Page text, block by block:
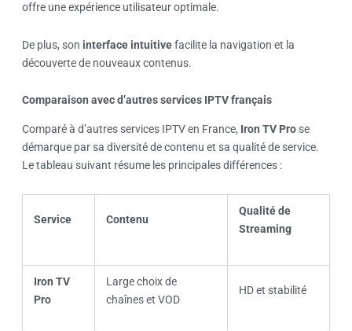
offre une expérience utilisateur optimale.
De plus, son interface intuitivefacilite la navigation et la
découverte de nouveaux contenus.
Comparaison avec d’autres services IPTV français
Comparé à d’autres services IPTV en France, Iron TV Prose
démarque par sa diversité de contenu et sa qualité de service.
Le tableau suivant résume les principales différences :
Service Contenu
Qualité de
Streaming
Iron TV
Pro
Large choix de
chaînes et VOD
HD et stabilité